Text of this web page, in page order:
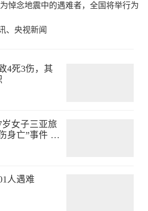
悼念地震中的遇难者，全国将举行为
、央视新闻
4死3伤，其
岁女子三亚旅
身亡”事件 家
人遇难